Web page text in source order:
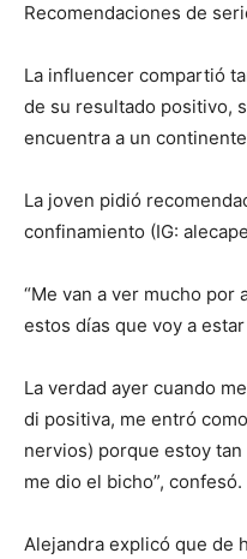
Recomendaciones de
La influencer compartió
de su resultado positivo,
encuentra a un
La joven pidió
confinamiento (IG:
“Me van a ver mucho por
estos días que voy a estar
La verdad ayer cuando
di positiva, me entró
nervios) porque estoy
me dio el bicho”, confesó.
Alejandra explicó que de